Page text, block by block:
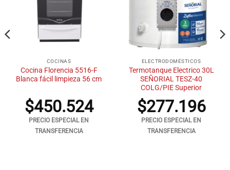
COCINAS
Cocina Florencia 5516-F
Blanca fácil limpieza 56 cm
$450.524
PRECIO ESPECIAL EN
TRANSFERENCIA
ELECTRODOMÉSTICOS
Termotanque Electrico 30L
SEÑORIAL TESZ-40
COLG/PIE Superior
$277.196
PRECIO ESPECIAL EN
TRANSFERENCIA